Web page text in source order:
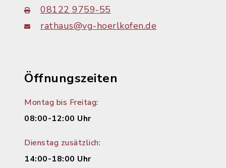
08122 9759-55
rathaus@vg-hoerlkofen.de
Öffnungszeiten
Montag bis Freitag:
08:00-12:00 Uhr
Dienstag zusätzlich:
14:00-18:00 Uhr